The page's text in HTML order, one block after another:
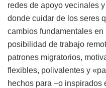
redes de apoyo vecinales
donde cuidar de los seres
cambios fundamentales
posibilidad de trabajo
patrones migratorios,
flexibles, polivalentes y
hechos para –o inspirados